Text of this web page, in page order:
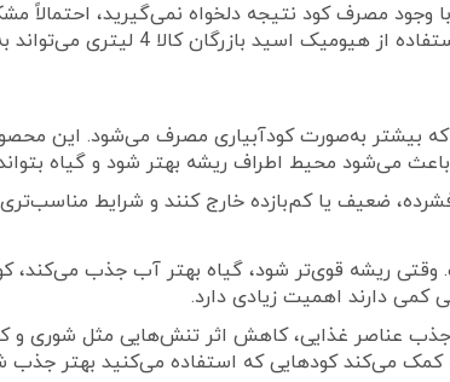
مصرف کود نتیجه دلخواه نمی‌گیرید، احتمالاً
نگهداری و انتقال عناصر غذایی به
اصلاح‌کننده خاک است که بیشتر به‌صورت کودآبیاری مصرف
می‌شود محیط اطراف ریشه بهتر شود و گیاه
ضعیف یا کم‌بازده خارج کنند و شرایط مناسب‌تری
ریشه قوی‌تر شود، گیاه بهتر آب جذب می‌کند،
دارند اهمیت زیادی دارد.
ریشه‌زایی، بهبود جذب عناصر غذایی، کاهش اثر تنش‌هایی
می‌کند کودهایی که استفاده می‌کنید بهتر جذب